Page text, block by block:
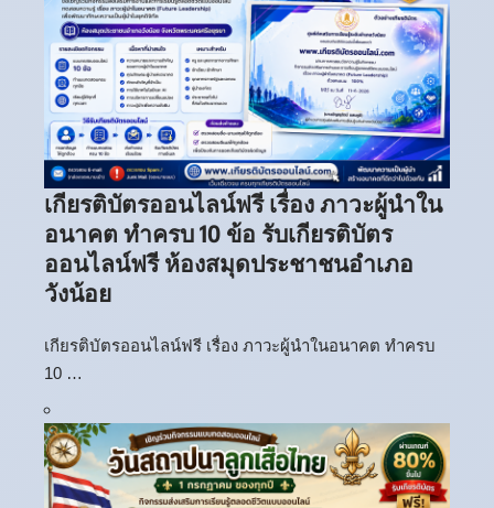
เกียรติบัตรออนไลน์ฟรี เรื่อง ภาวะผู้นำใน
อนาคต ทำครบ 10 ข้อ รับเกียรติบัตร
ออนไลน์ฟรี ห้องสมุดประชาชนอำเภอ
วังน้อย
เกียรติบัตรออนไลน์ฟรี เรื่อง ภาวะผู้นำในอนาคต ทำครบ
10 …